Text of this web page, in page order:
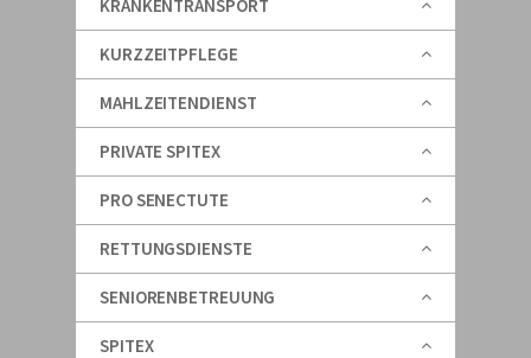
KRANKENTRANSPORT
KURZZEITPFLEGE
MAHLZEITENDIENST
PRIVATE SPITEX
PRO SENECTUTE
RETTUNGSDIENSTE
SENIORENBETREUUNG
SPITEX